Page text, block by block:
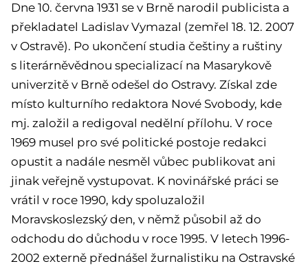
Dne 10. června 1931 se v Brně narodil publicista a
překladatel Ladislav Vymazal (zemřel 18. 12. 2007
v Ostravě). Po ukončení studia češtiny a ruštiny
s literárněvědnou specializací na Masarykově
univerzitě v Brně odešel do Ostravy. Získal zde
místo kulturního redaktora Nové Svobody, kde
mj. založil a redigoval nedělní přílohu. V roce
1969 musel pro své politické postoje redakci
opustit a nadále nesměl vůbec publikovat ani
jinak veřejně vystupovat. K novinářské práci se
vrátil v roce 1990, kdy spoluzaložil
Moravskoslezský den, v němž působil až do
odchodu do důchodu v roce 1995. V letech 1996-
2002 externě přednášel žurnalistiku na Ostravské